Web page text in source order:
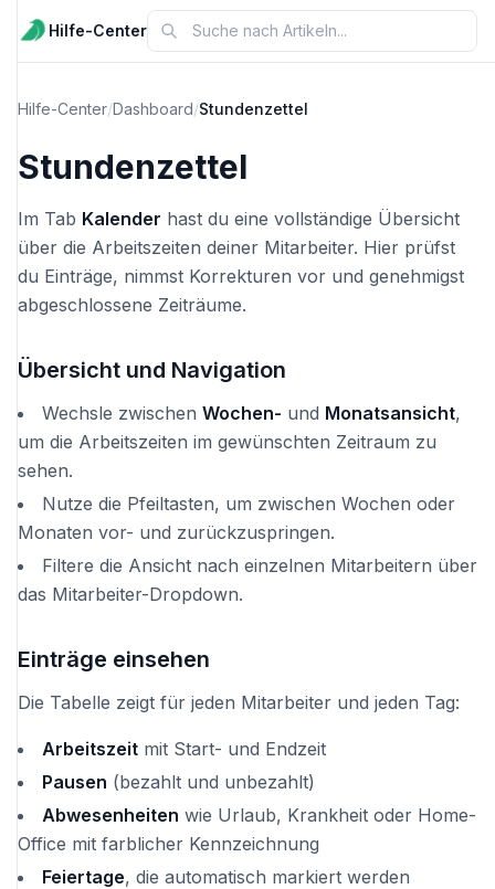
Hilfe-Center
Hilfe-Center/Dashboard/Stundenzettel
Stundenzettel
Im Tab Kalender hast du eine vollständige Übersicht
über die Arbeitszeiten deiner Mitarbeiter. Hier prüfst
du Einträge, nimmst Korrekturen vor und genehmigst
abgeschlossene Zeiträume.
Übersicht und Navigation
Wechsle zwischen Wochen- und Monatsansicht,
um die Arbeitszeiten im gewünschten Zeitraum zu
sehen.
Nutze die Pfeiltasten, um zwischen Wochen oder
Monaten vor- und zurückzuspringen.
Filtere die Ansicht nach einzelnen Mitarbeitern über
das Mitarbeiter-Dropdown.
Einträge einsehen
Die Tabelle zeigt für jeden Mitarbeiter und jeden Tag:
Arbeitszeit mit Start- und Endzeit
Pausen (bezahlt und unbezahlt)
Abwesenheiten wie Urlaub, Krankheit oder Home-
Office mit farblicher Kennzeichnung
Feiertage, die automatisch markiert werden